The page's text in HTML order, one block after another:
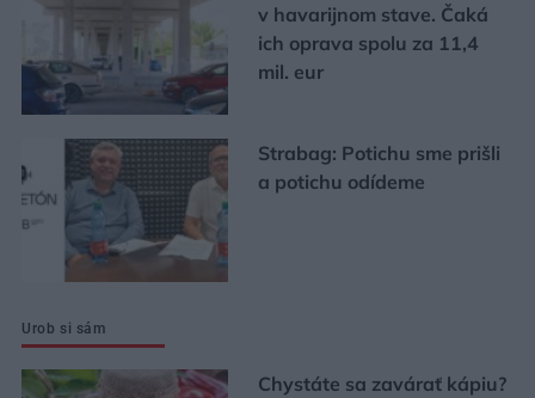
v havarijnom stave. Čaká
ich oprava spolu za 11,4
mil. eur
Strabag: Potichu sme prišli
a potichu odídeme
Urob si sám
Chystáte sa zavárať kápiu?